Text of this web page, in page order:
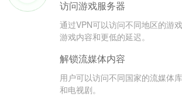
访问游戏服务器
通过VPN可以访问不同地区的游
游戏内容和更低的延迟。
解锁流媒体内容
用户可以访问不同国家的流媒体
和电视剧。